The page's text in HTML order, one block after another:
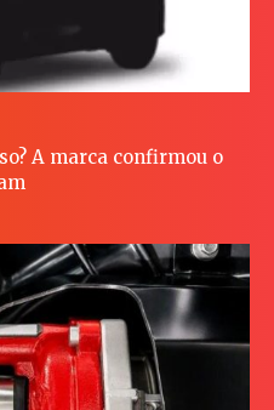
A marca confirmou o